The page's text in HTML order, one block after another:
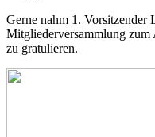
Gerne nahm 1.
Mitgliederversammlung zum
zu gratulieren.